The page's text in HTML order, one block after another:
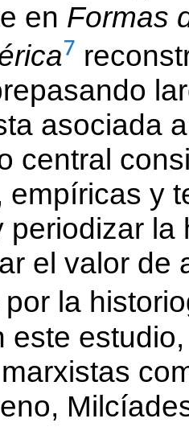
en Formas
7
asociada
central
empíricas y
periodizar
el valor de
la
este